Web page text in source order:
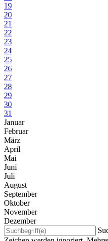
19
20
21
22
23
24
25
26
27
28
29
30
31
Januar
Februar
März
April
Mai
Juni
Juli
August
September
Oktober
November
Dezember